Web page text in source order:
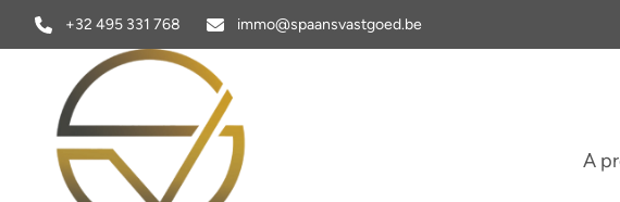
Aller au contenu principal
+32 495 331 768 immo@spaansvastgoed.be
A